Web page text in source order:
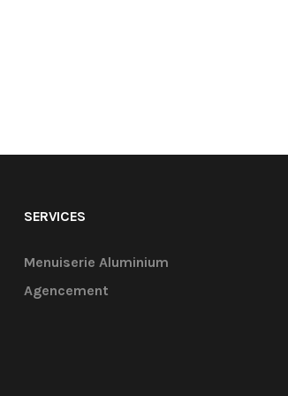
SERVICES
Menuiserie Aluminium
Agencement